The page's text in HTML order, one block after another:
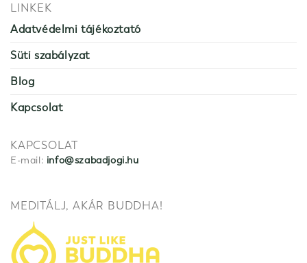
LINKEK
Adatvédelmi tájékoztató
Süti szabályzat
Blog
Kapcsolat
KAPCSOLAT
E-mail: info@szabadjogi.hu
MEDITÁLJ, AKÁR BUDDHA!